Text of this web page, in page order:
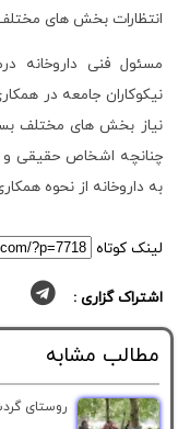
انتظارات بخش های مختلف
مسئول فنی داروخانه
نیکوکاران جامعه در
نیاز بخش های مختلف
چنانچه اشخاص حقیقی و
به داروخانه از نحوه
لینک کوتاه
اشتراک گزاری :
مطالب مشابه
روستای